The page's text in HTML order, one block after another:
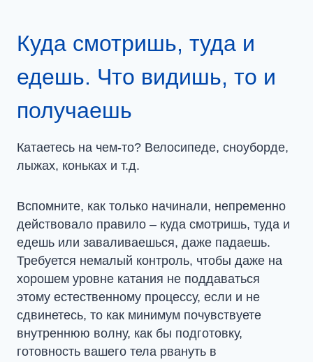
Куда смотришь, туда и
едешь. Что видишь, то и
получаешь
Катаетесь на чем-то? Велосипеде, сноуборде,
лыжах, коньках и т.д.
Вспомните, как только начинали, непременно
действовало правило – куда смотришь, туда и
едешь или заваливаешься, даже падаешь.
Требуется немалый контроль, чтобы даже на
хорошем уровне катания не поддаваться
этому естественному процессу, если и не
сдвинетесь, то как минимум почувствуете
внутреннюю волну, как бы подготовку,
готовность вашего тела рвануть в